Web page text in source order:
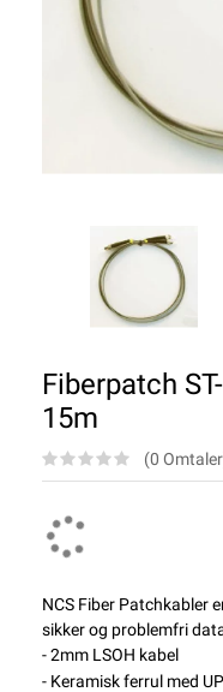
Fiberpatch
15m
(0
NCS Fiber Patchkabler
sikker og problemfri
- 2mm LSOH kabel
- Keramisk ferrul med